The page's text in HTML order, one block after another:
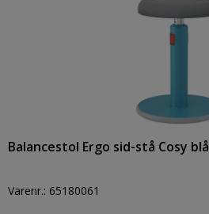
Balancestol Ergo sid-stå Cosy blå
Varenr.: 65180061